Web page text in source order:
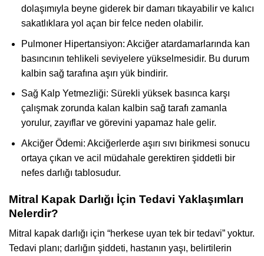
dolaşımıyla beyne giderek bir damarı tıkayabilir ve kalıcı
sakatlıklara yol açan bir felce neden olabilir.
Pulmoner Hipertansiyon: Akciğer atardamarlarında kan
basıncının tehlikeli seviyelere yükselmesidir. Bu durum
kalbin sağ tarafına aşırı yük bindirir.
Sağ Kalp Yetmezliği: Sürekli yüksek basınca karşı
çalışmak zorunda kalan kalbin sağ tarafı zamanla
yorulur, zayıflar ve görevini yapamaz hale gelir.
Akciğer Ödemi: Akciğerlerde aşırı sıvı birikmesi sonucu
ortaya çıkan ve acil müdahale gerektiren şiddetli bir
nefes darlığı tablosudur.
Mitral Kapak Darlığı İçin Tedavi Yaklaşımları
Nelerdir?
Mitral kapak darlığı için “herkese uyan tek bir tedavi” yoktur.
Tedavi planı; darlığın şiddeti, hastanın yaşı, belirtilerin